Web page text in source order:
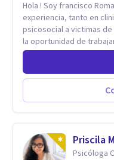
Hola ! Soy francisco
experiencia, tanto en
psicosocial a victimas
la oportunidad de
todos los espacios y
aprendizajes que ahora
actualidad puedo
de lunes a sabado. el
el primer contacto
Priscila
Psicóloga